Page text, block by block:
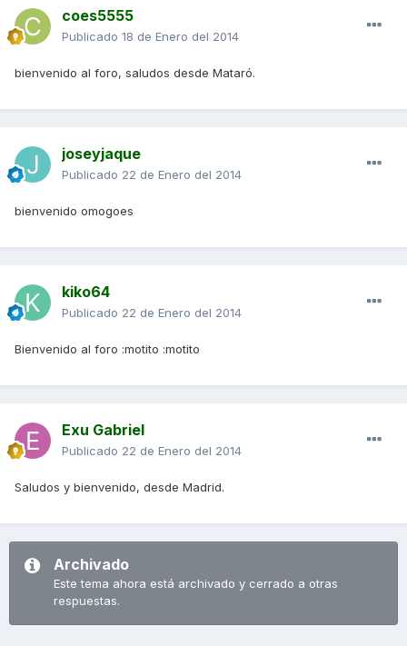
coes5555
Publicado 18 de Enero del 2014
bienvenido al foro, saludos desde Mataró.
joseyjaque
Publicado 22 de Enero del 2014
bienvenido omogoes
kiko64
Publicado 22 de Enero del 2014
Bienvenido al foro :motito :motito
Exu Gabriel
Publicado 22 de Enero del 2014
Saludos y bienvenido, desde Madrid.
Archivado
Este tema ahora está archivado y cerrado a otras
respuestas.